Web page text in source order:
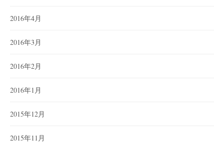
2016年4月
2016年3月
2016年2月
2016年1月
2015年12月
2015年11月